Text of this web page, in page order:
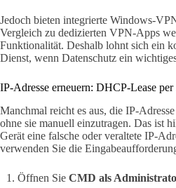
Jedoch bieten integrierte Windows-
Vergleich zu dedizierten VPN-Apps
Funktionalität. Deshalb lohnt sich ein
Dienst, wenn Datenschutz ein
IP-Adresse erneuern: DHCP-Lease
Manchmal reicht es aus, die IP-
ohne sie manuell einzutragen. Das ist
Gerät eine falsche oder veraltete IP-
verwenden Sie die
Öffnen Sie CMD als